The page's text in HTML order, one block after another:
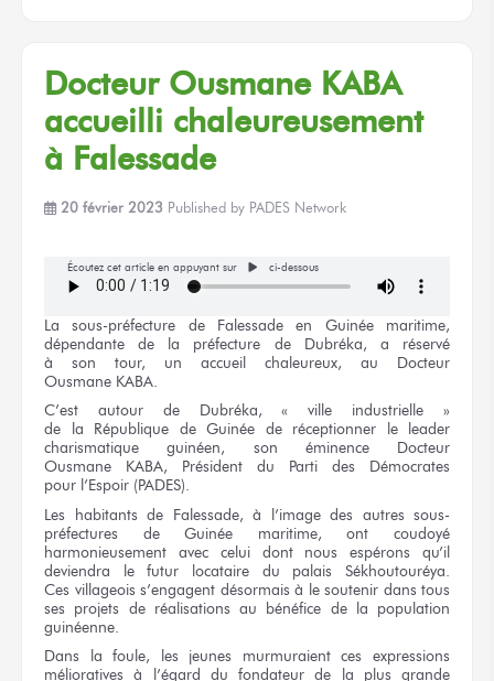
Docteur Ousmane KABA
accueilli chaleureusement
à Falessade
20 février 2023 Published by PADES Network
Écoutez cet article en appuyant sur ci-dessous
La sous-préfecture de Falessade en Guinéemaritime,
dépendantede la préfecture de Dubréka,
a réservé
à son tour,
un accueil chaleureux, au Docteur
Ousmane KABA.
C’est autour de Dubréka, « ville industrielle »
de la République de Guinée de réceptionner
le leader
charismatique guinéen, son éminence Docteur
Ousmane KABA, Président du Parti
des Démocrates
pour l’Espoir (PADES).
Les habitants de Falessade, à l’image des autres sous-
préfectures de Guinée maritime, ont coudoyé
harmonieusement avec celuidont nous espéronsqu’il
deviendra le futur locataire du palais Sékhoutouréya.
Ces villageois s’engagent désormais à le soutenir dans tous
ses projets de réalisations au bénéfice de la population
guinéenne.
Dans
la foule, les jeunes murmuraientces expressions
méliorativesà l’égard du fondateur de la plus grande